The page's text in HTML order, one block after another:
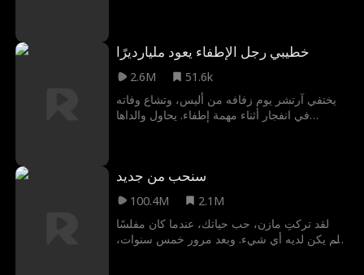
الملك لينتقم لها؟
خطيبي رجل الإطفاء يعود مليارديرًا
2.6M
51.6k
يختفي آرتشر يوم زفافه من أليس، وتشاع وفاته
في انفجار أثناء مهمة إطفاء. يحاول والداها
سنحب من جديد
100.4M
2.1M
لقد تركتِ مازن، حب حياتك، عندما كان مفلسًا
ولم يكن لديه أي شيء. وبعد مرور خمس سنوات،